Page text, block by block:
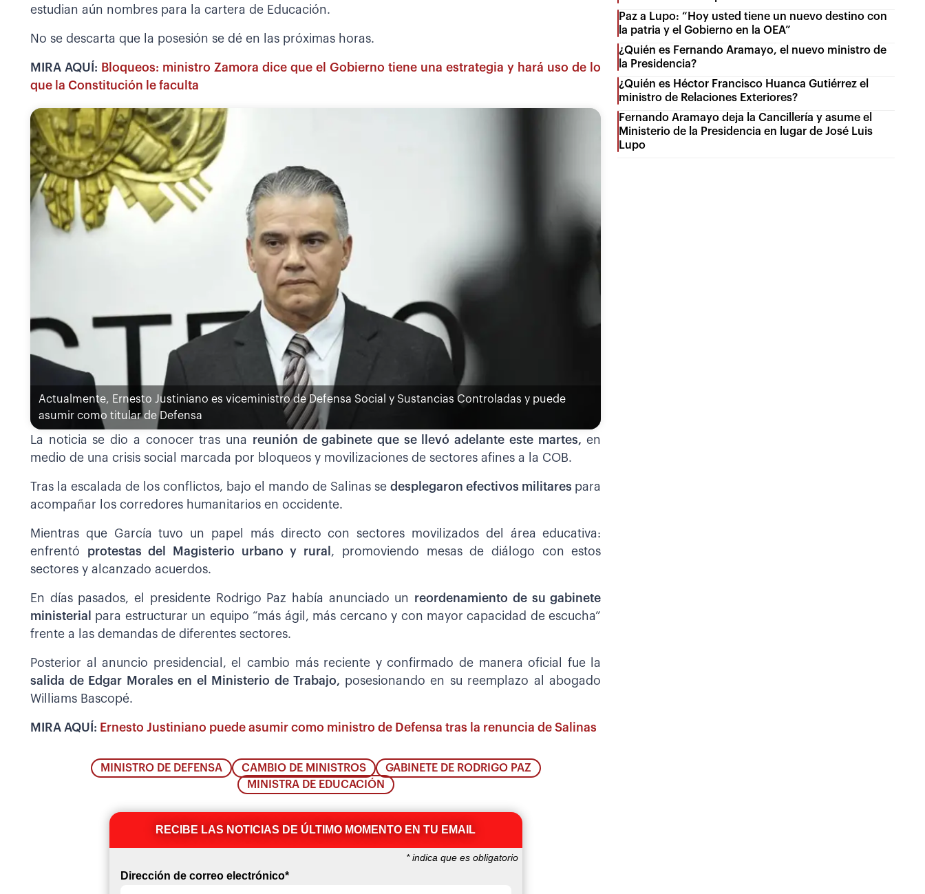
estudian aún nombres para la cartera de Educación.
No se descarta que la posesión se dé en las próximas horas.
MIRA AQUÍ: Bloqueos: ministro Zamora dice que el Gobierno tiene una estrategia y hará uso de lo
que la Constitución le faculta
Actualmente, Ernesto Justiniano es viceministro de Defensa Social y Sustancias Controladas y puede
asumir como titular de Defensa
La noticia se dio a conocer tras una reunión de gabinete que se llevó adelante este martes, en
medio de una crisis social marcada por bloqueos y movilizaciones de sectores afines a la COB.
Tras la escalada de los conflictos, bajo el mando de Salinas sedesplegaron efectivos militares para
acompañar los corredores humanitarios en occidente.
Mientras que García tuvo un papel más directo con sectores movilizados del área educativa:
enfrentó protestas del Magisterio urbano y rural , promoviendo mesas de diálogo con estos
sectores y alcanzado acuerdos.
En días pasados, el presidente Rodrigo Paz había anunciado un reordenamiento de su gabinete
ministerial
para estructurar un equipo “más ágil, más cercano y con mayor capacidad de escucha”
frente a las demandas de diferentes sectores.
Posterior al anuncio presidencial, el cambio más reciente y confirmado de manera oficial fue la
salida de Edgar Morales en el Ministerio de Trabajo, posesionando en su reemplazo al abogado
Williams Bascopé.
MIRA AQUÍ: Ernesto Justiniano puede asumir como ministro de Defensa tras la renuncia de Salinas
MINISTRO DE DEFENSA CAMBIO DE MINISTROS
GABINETE DE RODRIGO PAZ
MINISTRA DE EDUCACIÓN
RECIBE LAS NOTICIAS DE ÚLTIMO MOMENTO EN TU EMAIL
*indica que es obligatorio
Dirección de correo electrónico*
Paz a Lupo: “Hoy usted tiene un nuevo destino con
la patria y el Gobierno en la OEA”
¿Quién es Fernando Aramayo, el nuevo ministro de
la Presidencia?
¿Quién es Héctor Francisco Huanca Gutiérrez el
ministro de Relaciones Exteriores?
Fernando Aramayo deja la Cancillería y asume el
Ministerio de la Presidencia en lugar de José Luis
Lupo